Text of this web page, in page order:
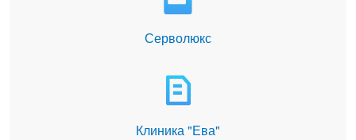
Серволюкс
Клиника "Ева"